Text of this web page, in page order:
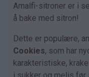
Amalfi-sitroner er i
å bake med sitron!
Dette er populære,
Cookies, som har
karakteristiske,